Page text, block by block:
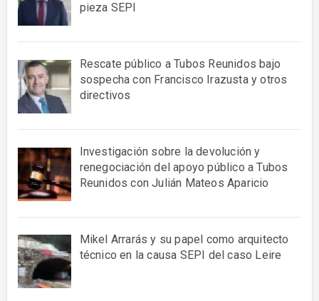
pieza SEPI
Rescate público a Tubos Reunidos bajo
sospecha con Francisco Irazusta y otros
directivos
Investigación sobre la devolución y
renegociación del apoyo público a Tubos
Reunidos con Julián Mateos Aparicio
Mikel Arrarás y su papel como arquitecto
técnico en la causa SEPI del caso Leire